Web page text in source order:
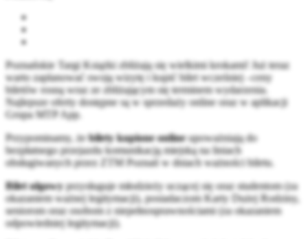
Poznańskie Targi Książki zbliżają się wielkimi krokami! Już teraz
warto zaplanować swoją wizytę i kupić bilet wcześniej –ceny
biletów rosną wraz ze zbliżającym się terminem wydarzenia.
Najlepsze oferty dostępne są w sprzedaży online oraz w aplikacji
Grupa MTP App.
Przypominamy, żebilety kupione onlineupoważniają do
bezpłatnego przejazdu komunikacją miejską na liniach
obsługiwanych przez ZTM Poznań w dniach ważności biletu.
Bilet ulgowyprzysługuje młodzieży uczącej się oraz studentom (za
okazaniem ważnej legitymacji), posiadaczom Karty Dużej Rodziny,
seniorom oraz osobom z niepełnosprawnościami (za okazaniem
odpowiedniej legitymacji).